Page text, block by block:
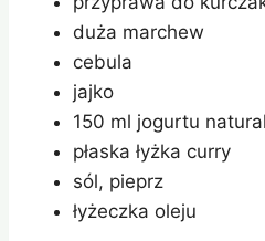
duża marchew
cebula
jajko
150 ml jogurtu
płaska łyżka curry
sól, pieprz
łyżeczka oleju